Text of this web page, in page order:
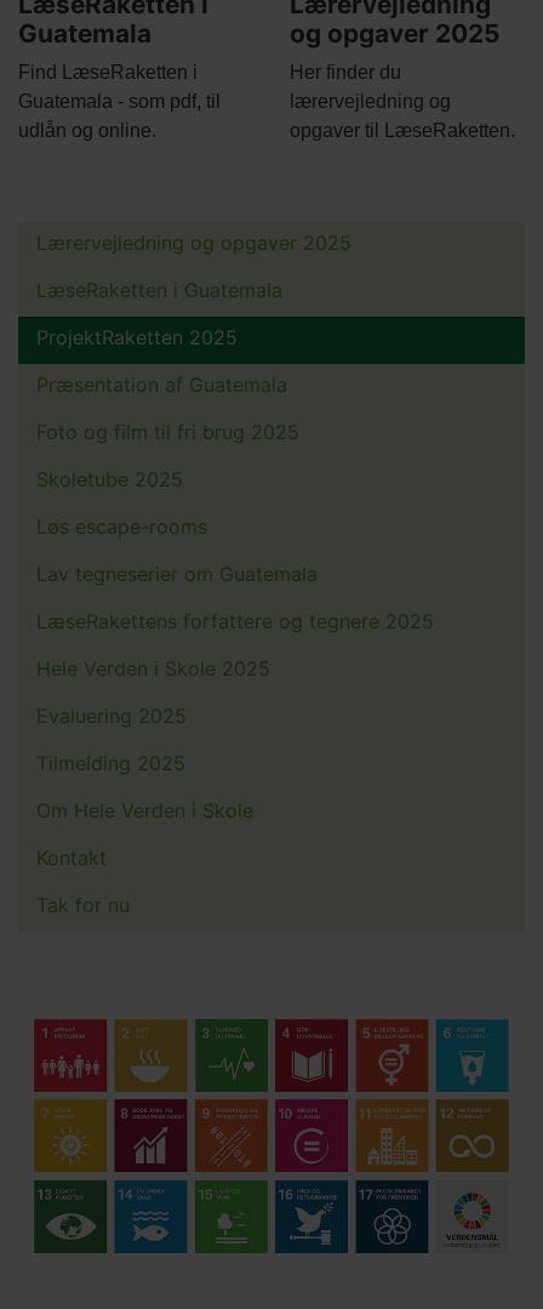
Guatemala
Body
Find LæseRaketten i
Guatemala - som pdf, til
udlån og online.
og opgaver 2025
Body
Her finder du
lærervejledning og
opgaver til LæseRaketten.
Main
menu
Lærervejledning og opgaver 2025
LæseRaketten i Guatemala
ProjektRaketten 2025
Præsentation af Guatemala
Foto og film til fri brug 2025
Skoletube 2025
Løs escape-rooms
Lav tegneserier om Guatemala
LæseRakettens forfattere og tegnere 2025
Hele Verden i Skole 2025
Evaluering 2025
Tilmelding 2025
Om Hele Verden i Skole
Kontakt
Tak for nu